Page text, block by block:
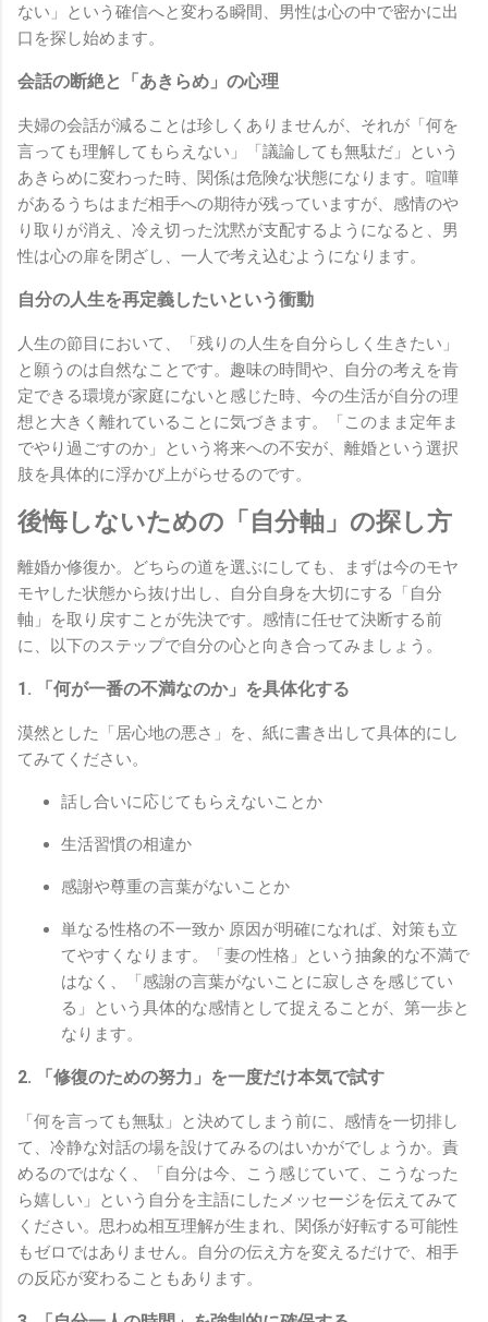
ない」という確信へと変わる瞬間、男性は心の中で密かに出
口を探し始めます。
会話の断絶と「あきらめ」の心理
夫婦の会話が減ることは珍しくありませんが、それが「何を
言っても理解してもらえない」「議論しても無駄だ」という
あきらめに変わった時、関係は危険な状態になります。喧嘩
があるうちはまだ相手への期待が残っていますが、感情のや
り取りが消え、冷え切った沈黙が支配するようになると、男
性は心の扉を閉ざし、一人で考え込むようになります。
自分の人生を再定義したいという衝動
人生の節目において、「残りの人生を自分らしく生きたい」
と願うのは自然なことです。趣味の時間や、自分の考えを肯
定できる環境が家庭にないと感じた時、今の生活が自分の理
想と大きく離れていることに気づきます。「このまま定年ま
でやり過ごすのか」という将来への不安が、離婚という選択
肢を具体的に浮かび上がらせるのです。
後悔しないための「自分軸」の探し方
離婚か修復か。どちらの道を選ぶにしても、まずは今のモヤ
モヤした状態から抜け出し、自分自身を大切にする「自分
軸」を取り戻すことが先決です。感情に任せて決断する前
に、以下のステップで自分の心と向き合ってみましょう。
1. 「何が一番の不満なのか」を具体化する
漠然とした「居心地の悪さ」を、紙に書き出して具体的にし
てみてください。
話し合いに応じてもらえないことか
生活習慣の相違か
感謝や尊重の言葉がないことか
単なる性格の不一致か 原因が明確になれば、対策も立
てやすくなります。「妻の性格」という抽象的な不満で
はなく、「感謝の言葉がないことに寂しさを感じてい
る」という具体的な感情として捉えることが、第一歩と
なります。
2. 「修復のための努力」を一度だけ本気で試す
「何を言っても無駄」と決めてしまう前に、感情を一切排し
て、冷静な対話の場を設けてみるのはいかがでしょうか。責
めるのではなく、「自分は今、こう感じていて、こうなった
ら嬉しい」という自分を主語にしたメッセージを伝えてみて
ください。思わぬ相互理解が生まれ、関係が好転する可能性
もゼロではありません。自分の伝え方を変えるだけで、相手
の反応が変わることもあります。